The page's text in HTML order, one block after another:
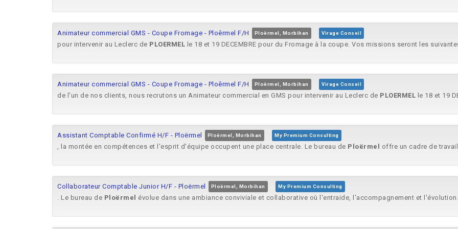
Animateur commercial GMS - Coupe Fromage - Ploêrmel F/H Ploërmel, Morbihan Virage Conseil
pour intervenir au Leclerc de PLOERMEL le 18 et 19 DECEMBRE pour du Fromage à la coupe. Vos missions seront les
Animateur commercial GMS - Coupe Fromage - Ploêrmel F/H Ploërmel, Morbihan Virage Conseil
de l'un de nos clients, nous recrutons un Animateur commercial en GMS pour intervenir au Leclerc de PLOERMEL le 18 et 19
Assistant Comptable Confirmé H/F - Ploërmel Ploërmel, Morbihan My Premium Consulting
, la montée en compétences et l'esprit d'équipe occupent une place centrale. Le bureau de Ploërmel offre un cadre de
Collaborateur Comptable Junior H/F - Ploërmel Ploërmel, Morbihan My Premium Consulting
. Le bureau de Ploërmel évolue dans une ambiance conviviale et collaborative où l'entraide, l'accompagnement et